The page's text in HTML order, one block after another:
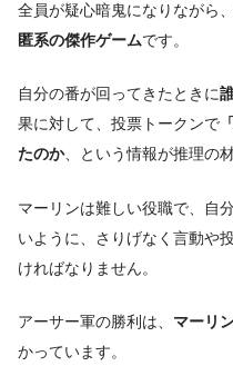
全員が疑心暗鬼になりながら
匿系の傑作ゲームです。
自分の番が回ってきたときに
果に対して、投票トークンで
たのか、という情報が推理の
マーリンは難しい役職で、自
いように、さりげなく言動や
ければなりません。
アーサー軍の勝利は、 マーリ
かっています。